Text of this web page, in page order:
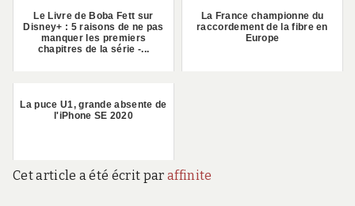
Le Livre de Boba Fett sur
Disney+ : 5 raisons de ne pas
manquer les premiers
chapitres de la série -...
La France championne du
raccordement de la fibre en
Europe
La puce U1, grande absente de
l'iPhone SE 2020
Cet article a été écrit par affinite